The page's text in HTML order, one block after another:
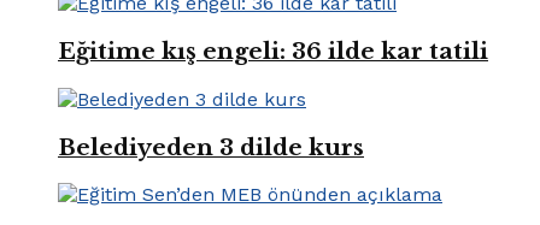
Eğitime kış engeli: 36 ilde kar tatili
Belediyeden 3 dilde kurs